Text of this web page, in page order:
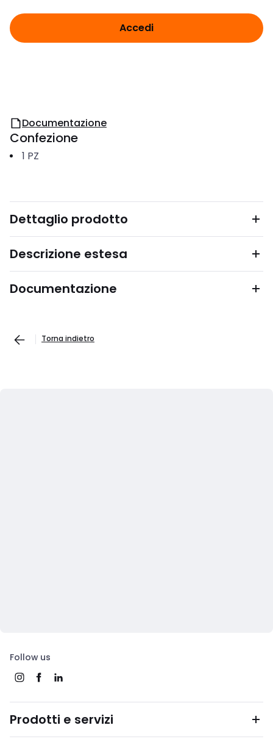
Accedi
Documentazione
Confezione
1 PZ
Dettaglio prodotto
Descrizione estesa
Documentazione
Torna indietro
Follow us
Prodotti e servizi